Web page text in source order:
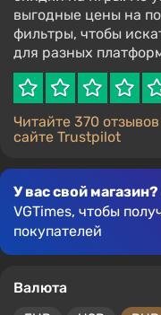
выгодные цены на
фильтры, чтобы
для разных
Читайте 370
сайте Trustpilot
У вас свой магазин?
VGTimes, чтобы
покупателей
Валюта